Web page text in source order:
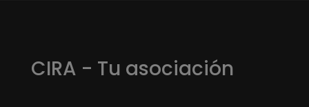
CIRA - Tu asociación